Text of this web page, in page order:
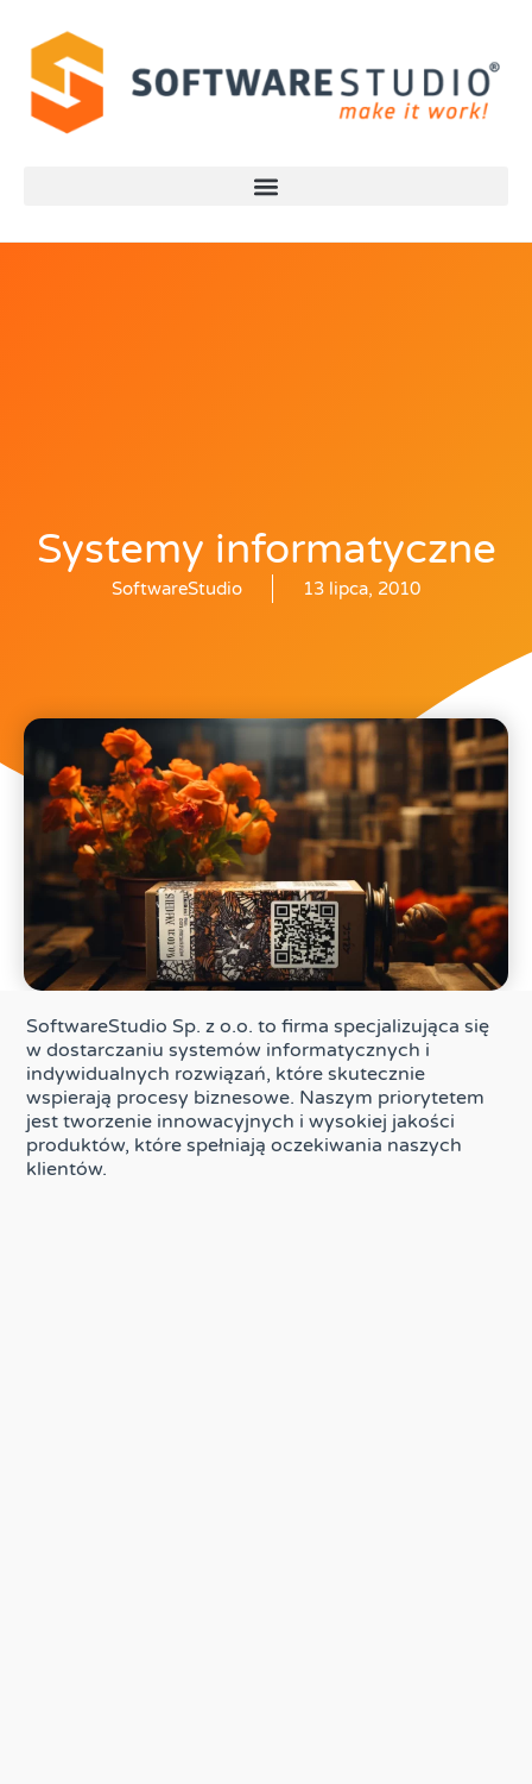
Systemy informatyczne
SoftwareStudio 13 lipca, 2010
SoftwareStudio Sp. z o.o. to firma specjalizująca się
w dostarczaniu systemów informatycznych i
indywidualnych rozwiązań, które skutecznie
wspierają procesy biznesowe. Naszym priorytetem
jest tworzenie innowacyjnych i wysokiej jakości
produktów, które spełniają oczekiwania naszych
klientów.